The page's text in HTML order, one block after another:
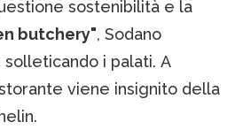
sostenibilità e la
butchery", Sodano
i palati. A
viene insignito della